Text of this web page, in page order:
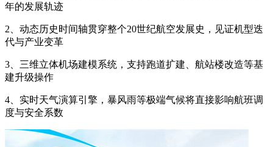
年的发展轨迹
2、动态历史时间轴贯穿整个20世纪航空发展史，见证机型迭
代与产业变革
3、三维立体机场建模系统，支持跑道扩建、航站楼改造等基
建升级操作
4、实时天气演算引擎，暴风雨等极端气候将直接影响航班调
度与安全系数